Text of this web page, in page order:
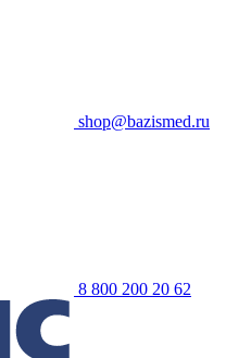
shop@bazismed.ru
8 800 200 20 62